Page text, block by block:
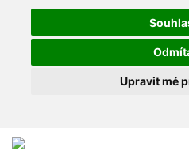
Upravit mé